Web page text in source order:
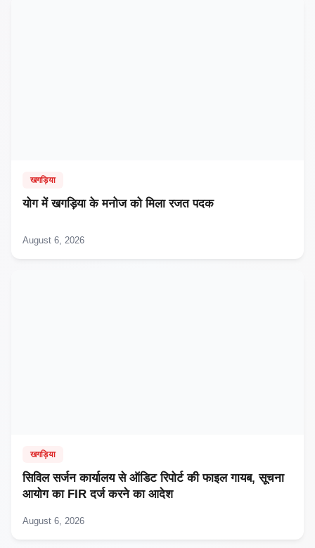
खगड़िया
​योग में खगड़िया के मनोज को मिला रजत पदक
August 6, 2026
खगड़िया
सिविल सर्जन कार्यालय से ऑडिट रिपोर्ट की फाइल गायब, सूचना
आयोग का FIR दर्ज करने का आदेश
August 6, 2026